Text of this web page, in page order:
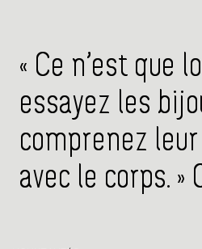
« Ce n’est que
essayez les
comprenez
avec le corps. »